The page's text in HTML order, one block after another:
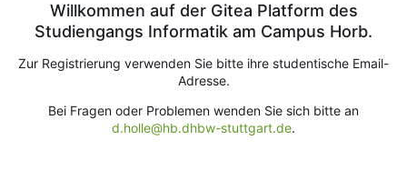
Willkommen auf der Gitea Platform des
Studiengangs Informatik am Campus Horb.
Zur Registrierung verwenden Sie bitte ihre studentische Email-
Adresse.
Bei Fragen oder Problemen wenden Sie sich bitte an
d.holle@hb.dhbw-stuttgart.de.